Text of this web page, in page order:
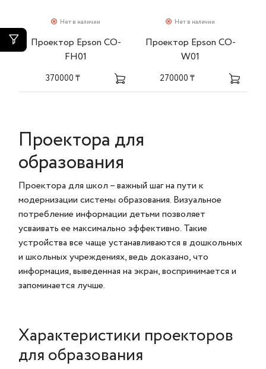
Нет в наличии
Проектор Epson CO-
FH01
370000 ₸
Нет в наличии
Проектор Epson CO-
W01
270000 ₸
Проектора для
образования
Проектора для школ – важный шаг на пути к
модернизации системы образования. Визуальное
потребление информации детьми позволяет
усваивать ее максимально эффективно. Такие
устройства все чаще устанавливаются в дошкольных
и школьных учреждениях, ведь доказано, что
информация, выведенная на экран, воспринимается и
запоминается лучше.
Характеристики проекторов
для образования